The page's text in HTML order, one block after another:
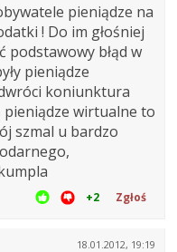
pieniądze na
! Do im głośniej
podstawowy błąd w
pieniądze
koniunktura
pieniądze wirtualne to
szmal u bardzo
+2 Zgłoś
18.01.2012, 19:19